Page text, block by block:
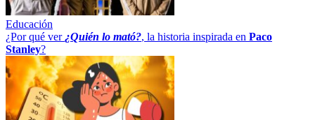
Educación
¿Por qué ver ¿Quién lo mató?, la historia inspirada en Paco
Stanley?